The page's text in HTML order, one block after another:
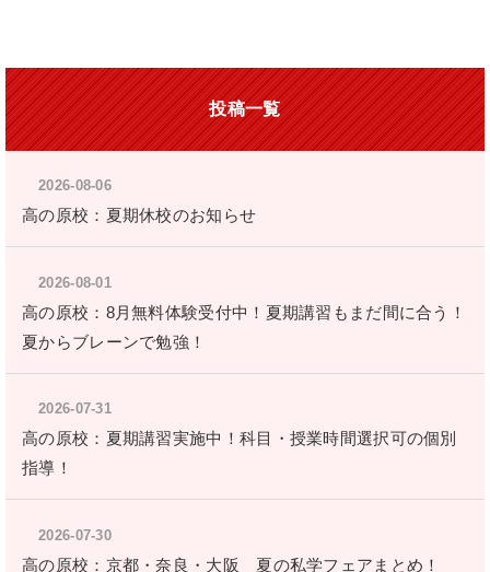
投稿一覧
2026-08-06
高の原校：夏期休校のお知らせ
2026-08-01
高の原校：8月無料体験受付中！夏期講習もまだ間に合う！
夏からブレーンで勉強！
2026-07-31
高の原校：夏期講習実施中！科目・授業時間選択可の個別
指導！
2026-07-30
高の原校：京都・奈良・大阪 夏の私学フェアまとめ！